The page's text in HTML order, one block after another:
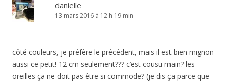
danielle
13 mars 2016 à 12 h 19 min
côté couleurs, je préfère le précédent, mais il est bien mignon
aussi ce petit! 12 cm seulement??? c’est cousu main? les
oreilles ça ne doit pas être si commode? (je dis ça parce que